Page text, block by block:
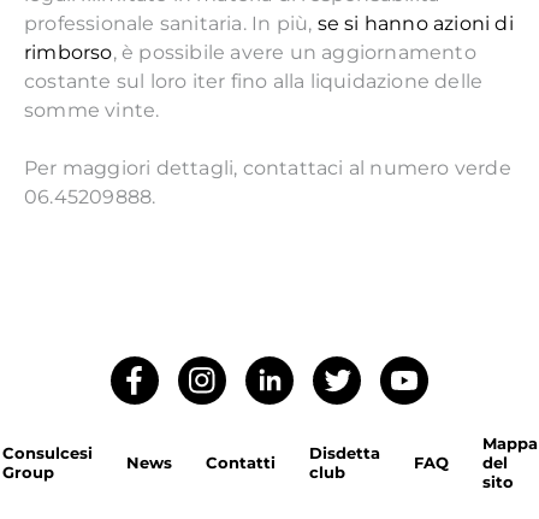
professionale sanitaria. In più, se si hanno azioni di
rimborso, è possibile avere un aggiornamento
costante sul loro iter fino alla liquidazione delle
somme vinte.
Per maggiori dettagli, contattaci al numero verde
06.45209888.
Consulcesi
Group
News Contatti
Disdetta
club
FAQ
Mappa
del
sito